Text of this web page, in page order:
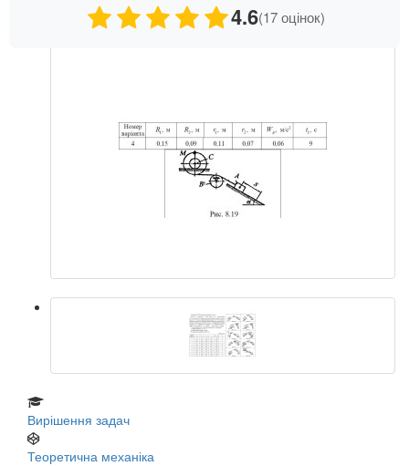
4.6(17 оцінок)
Вирішення задач
Теоретична механіка